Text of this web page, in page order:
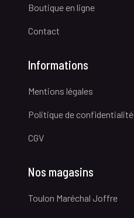
Boutique en ligne
Contact
Informations
Mentions légales
Politique de confidentialité
CGV
Nos magasins
Toulon Maréchal Joffre